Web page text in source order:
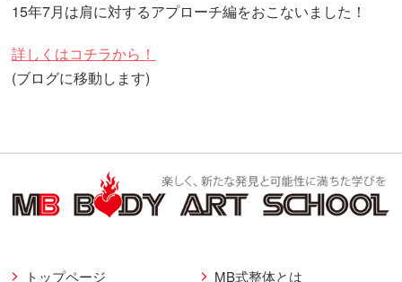
15年7月は肩に対するアプローチ編をおこないました！
詳しくはコチラから！
(ブログに移動します)
トップページ MB式整体とは